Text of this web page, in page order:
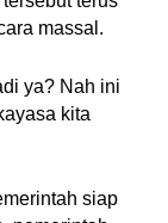
massal.
ya? Nah ini
kita
siap